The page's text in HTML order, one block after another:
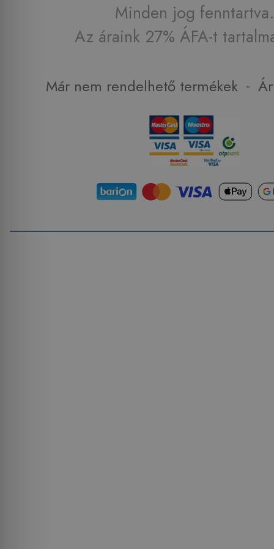
Minden jog fenntartva.
Az áraink 27% ÁFA-t
Már nem rendelhető termékek -